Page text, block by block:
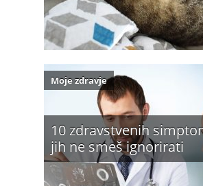
10 zdravstvenih
jih ne smeš ignorirati
Moje zdravje